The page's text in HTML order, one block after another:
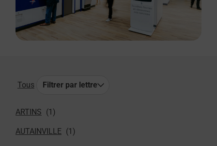
Tous Filtrer par lettre
ARTINS
AUTAINVILLE